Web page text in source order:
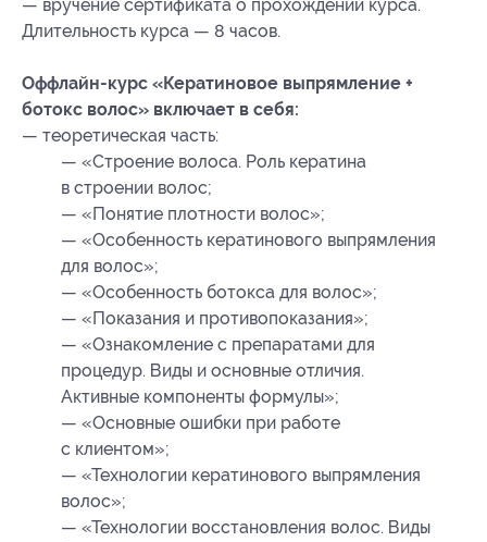
— вручение сертификата о прохождении курса.
Длительность курса — 8 часов.
Оффлайн-курс «Кератиновое выпрямление +
ботокс волос» включает в себя:
— теоретическая часть:
— «Строение волоса. Роль кератина
в строении волос;
— «Понятие плотности волос»;
— «Особенность кератинового выпрямления
для волос»;
— «Особенность ботокса для волос»;
— «Показания и противопоказания»;
— «Ознакомление с препаратами для
процедур. Виды и основные отличия.
Активные компоненты формулы»;
— «Основные ошибки при работе
с клиентом»;
— «Технологии кератинового выпрямления
волос»;
— «Технологии восстановления волос. Виды